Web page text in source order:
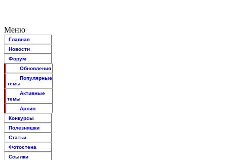
Меню
Главная
Новости
Форум
Обновления
Популярные
темы
Активные
темы
Архив
Конкурсы
Полезняшки
Статьи
Фотостена
Ссылки